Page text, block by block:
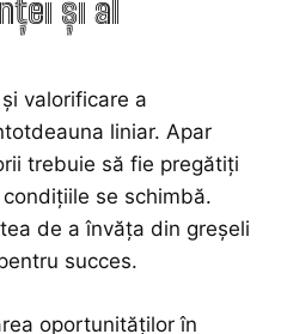
și al
valorificare a
liniar. Apar
trebuie să fie pregătiți
se schimbă.
de a învăța din greșeli
succes.
oportunităților în